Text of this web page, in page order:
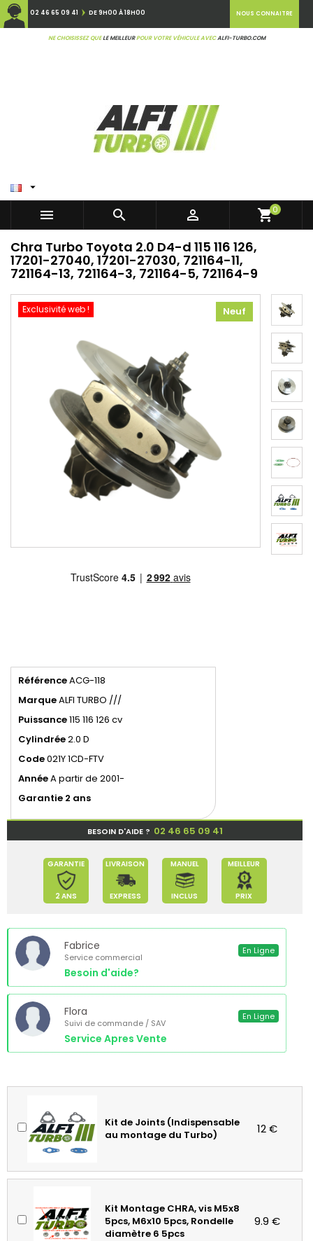
02 46 65 09 41 DE 9H00 À 18H00
NE CHOISISSEZ QUELE MEILLEURPOUR VOTRE VÉHICULE AVECALFI-TURBO.COM
NOUS CONNAITRE

   shopping_cart0
Chra Turbo Toyota 2.0 D4-d 115 116 126,
17201-27040, 17201-27030, 721164-11,
721164-13, 721164-3, 721164-5, 721164-9
Exclusivité web ! Neuf
RéférenceACG-118
MarqueALFI TURBO ///
Puissance115 116 126 cv
Cylindrée2.0 D
Code021Y 1CD-FTV
AnnéeA partir de 2001-
Garantie 2 ans
BESOIN D'AIDE ? 02 46 65 09 41
GARANTIE
2 ANS
LIVRAISON
EXPRESS
MANUEL
INCLUS
MEILLEUR
PRIX
Fabrice
Service commercial
Besoin d'aide?
En Ligne
Flora
Suivi de commande / SAV
Service Apres Vente
En Ligne
Kit de Joints (Indispensable
au montage du Turbo)
12 €
Kit Montage CHRA, vis M5x8
5pcs, M6x10 5pcs, Rondelle
diamètre 6 5pcs
9.9 €